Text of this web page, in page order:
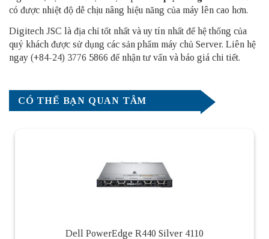
có được nhiệt độ dễ chịu nâng hiệu năng của máy lên cao hơn.
Digitech JSC là địa chỉ tốt nhất và uy tín nhất để hệ thống của
quý khách được sử dụng các sản phẩm máy chủ Server. Liên hệ
ngay (+84-24) 3776 5866 để nhận tư vấn và báo giá chi tiết.
CÓ THỂ BẠN QUAN TÂM
Dell PowerEdge R440 Silver 4110